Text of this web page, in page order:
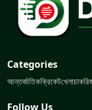
Categories
আন্তর্জাতিকক্রিকেটখেলাচাকরি
Follow Us